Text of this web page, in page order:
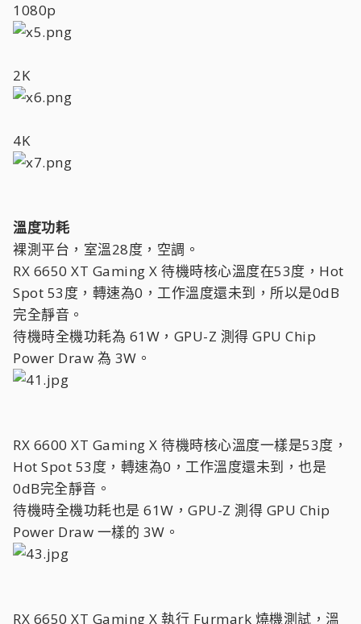
1080p
2K
4K
溫度功耗
裸測平台，室溫28度，空調。
RX 6650 XT Gaming X 待機時核心溫度在53度，Hot
Spot 53度，轉速為0，工作溫度還未到，所以是0dB
完全靜音。
待機時全機功耗為 61W，GPU-Z 測得 GPU Chip
Power Draw 為 3W。
RX 6600 XT Gaming X 待機時核心溫度一樣是53度，
Hot Spot 53度，轉速為0，工作溫度還未到，也是
0dB完全靜音。
待機時全機功耗也是 61W，GPU-Z 測得 GPU Chip
Power Draw 一樣的 3W。
RX 6650 XT Gaming X 執行 Furmark 燒機測試，溫